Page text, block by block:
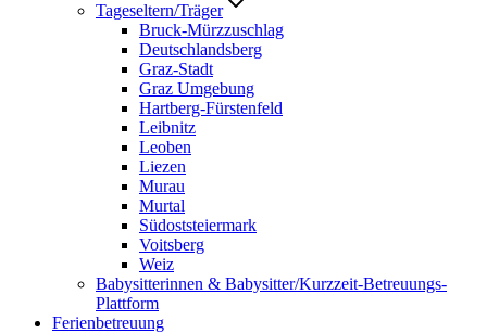
Tageseltern/Träger
Bruck-Mürzzuschlag
Deutschlandsberg
Graz-Stadt
Graz Umgebung
Hartberg-Fürstenfeld
Leibnitz
Leoben
Liezen
Murau
Murtal
Südoststeiermark
Voitsberg
Weiz
Babysitterinnen & Babysitter/Kurzzeit-Betreuungs-
Plattform
Ferienbetreuung